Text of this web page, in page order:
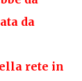
da
rete in